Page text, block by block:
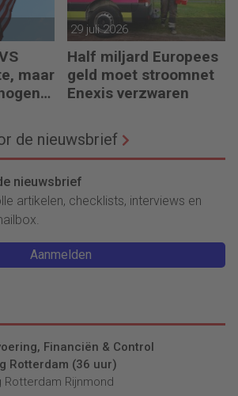
maar
29 juli 2026
Half miljard Europees
geld moet stroomnet
Enexis verzwaren
de nieuwsbrief
nieuwsbrief
artikelen, checklists, interviews en
Aanmelden
Financiën & Control
Rotterdam (36 uur)
Rijnmond